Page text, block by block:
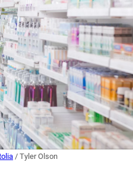
/ Tyler Olson